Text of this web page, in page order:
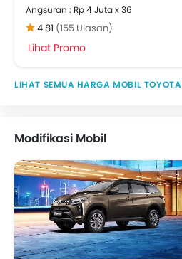
Kursi Lipat Belakang
Lampu Kabut Depan
Stir Berbalut kulit
Wiper Kaca Belakang
Pijakan Samping
Power Door Locks
Arm Rest Konsol Tengah
Hill-Start Assist Control
Adjustable Headrest
Rear Parking Sensors
ISOFIX Child Seat Mounts
Angsuran : Rp 4 Juta x 36
4.81 (155 Ulasan)
Lihat Promo
HARGA MOBIL TOYOTA
Modifikasi Mobil